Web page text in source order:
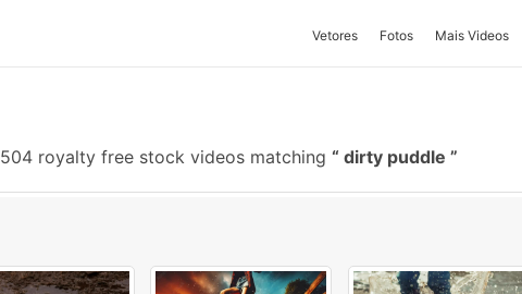
Vetores Fotos Mais Videos
504 royalty free stock videos matching dirty puddle